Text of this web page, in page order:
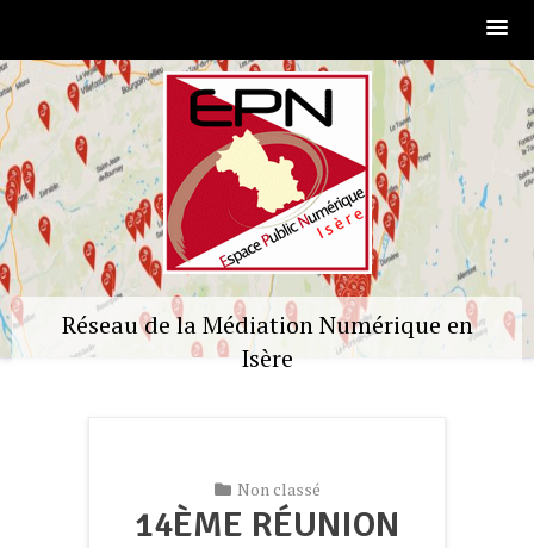
Skip
to
content
Réseau de la Médiation Numérique en
Isère
Non classé
14ÈME RÉUNION